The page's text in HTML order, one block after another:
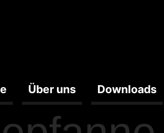
Über uns Downloads